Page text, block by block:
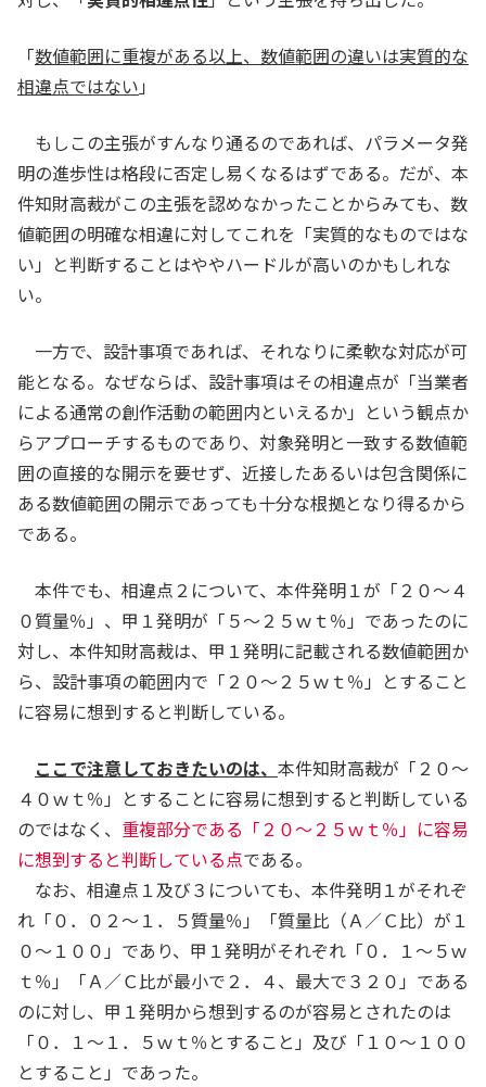
「数値範囲に重複がある以上、数値範囲の違いは実質的な
相違点ではない 」
もしこの主張がすんなり通るのであれば、パラメータ発
明の進歩性は格段に否定し易くなるはずである。だが、本
件知財高裁がこの主張を認めなかったことからみても、数
値範囲の明確な相違に対してこれを「実質的なものではな
い」と判断することはややハードルが高いのかもしれな
い。
一方で、設計事項であれば、それなりに柔軟な対応が可
能となる。なぜならば、設計事項はその相違点が「当業者
による通常の創作活動の範囲内といえるか」という観点か
らアプローチするものであり、対象発明と一致する数値範
囲の直接的な開示を要せず、近接したあるいは包含関係に
ある数値範囲の開示であっても十分な根拠となり得るから
である。
本件でも、相違点２について、本件発明１が「２０～４
０質量％」、甲１発明が「５～２５ｗｔ％」であったのに
対し、本件知財高裁は、甲１発明に記載される数値範囲か
ら、設計事項の範囲内で「２０～２５ｗｔ％」とすること
に容易に想到すると判断している。
ここで注意しておきたいのは、 本件知財高裁が「２０～
４０ｗｔ％」とすることに容易に想到すると判断している
のではなく、 重複部分である「２０～２５ｗｔ％」に容易
に想到すると判断している点である。
なお、相違点１及び３についても、本件発明１がそれぞ
れ「０．０２～１．５質量％」「質量比（Ａ／Ｃ比）が１
０～１００」であり、甲１発明がそれぞれ「０．１～５ｗ
ｔ％」「Ａ／Ｃ比が最小で２．４、最大で３２０」である
のに対し、甲１発明から想到するのが容易とされたのは
「０．１～１．５ｗｔ％とすること」及び「１０～１００
とすること」であった。